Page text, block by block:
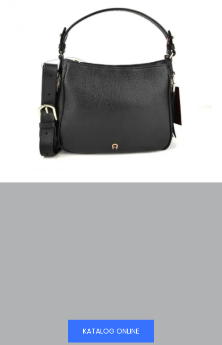
KATALOG ONLINE